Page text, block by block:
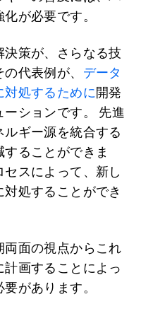
が必要です。
策が、さらなる技
代表例が、 データ
処するために開発
ションです。 先進
ギー源を統合する
ることができま
スによって、新し
処することができ
両面の視点からこれ
画することによっ
があります。